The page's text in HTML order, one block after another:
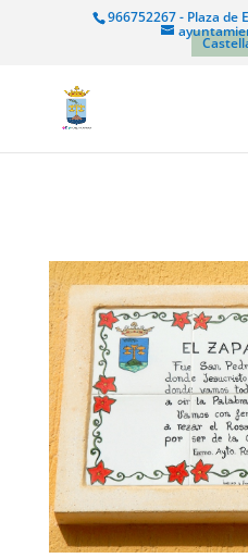
966752267 - Plaza de